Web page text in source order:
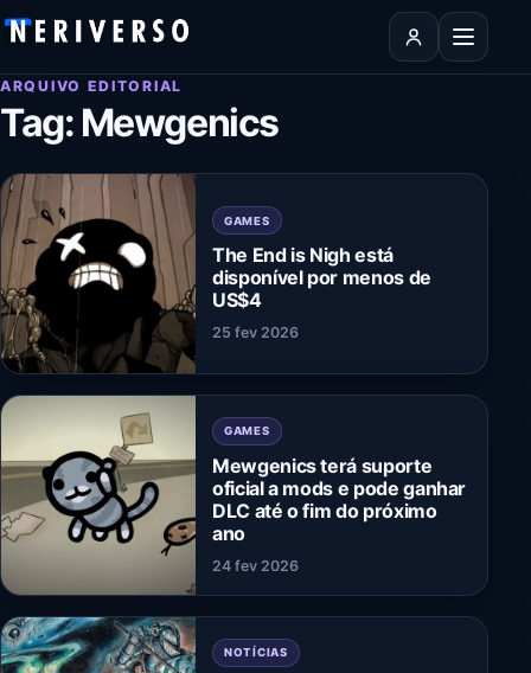
Pular para o conteúdo
Abrir
ARQUIVO EDITORIAL
Tag: Mewgenics
GAMES
The End is Nigh está
disponível por menos de
US$4
25 fev 2026
GAMES
Mewgenics terá suporte
oficial a mods e pode ganhar
DLC até o fim do próximo
ano
24 fev 2026
NOTÍCIAS